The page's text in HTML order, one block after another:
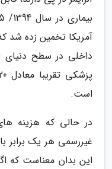
داخلی در سطح
است.
در حالی که هزینه
این بدان معناست که